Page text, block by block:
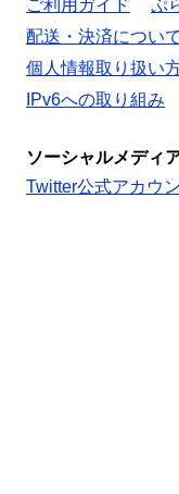
ご利用ガイド
ぷ
配送・決済について
個人情報取り扱い
IPv6への取り組み
ソーシャルメディ
Twitter公式アカウ